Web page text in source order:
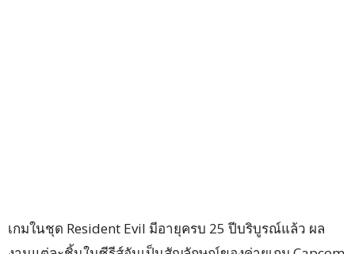
เกมในชุด Resident Evil มีอายุครบ 25 ปีบริบูรณ์แล้ว ผล